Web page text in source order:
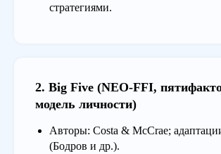
стратегиями.
2. Big Five (NEO-FFI,
модель личности)
Авторы: Costa & McCrae;
(Бодров и др.).